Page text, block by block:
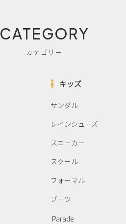
CATEGORY
カテゴリー
キッズ
サンダル
レインシューズ
スニーカー
スクール
フォーマル
ブーツ
Parade